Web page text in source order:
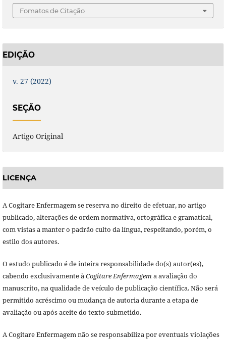
Fomatos de Citação
EDIÇÃO
v. 27 (2022)
SEÇÃO
Artigo Original
LICENÇA
A Cogitare Enfermagem se reserva no direito de efetuar, no artigo
publicado, alterações de ordem normativa, ortográfica e gramatical,
com vistas a manter o padrão culto da língua, respeitando, porém, o
estilo dos autores.
O estudo publicado é de inteira responsabilidade do(s) autor(es),
cabendo exclusivamente àCogitare Enfermagema avaliação do
manuscrito, na qualidade de veículo de publicação científica. Não será
permitido acréscimo ou mudança de autoria durante a etapa de
avaliação ou após aceite do texto submetido.
A Cogitare Enfermagem não se responsabiliza por eventuais violações